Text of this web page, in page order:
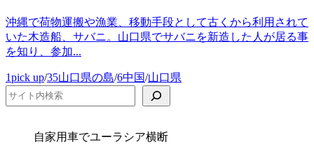
沖縄で荷物運搬や漁業、移動手段として古くから利用されて
いた木造船、サバニ。山口県でサバニを新造した人が居る事
を知り、参加...
カ
テ
ゴ
1pick up/35山口県の島/6中国/山口県
検索
自家用車でユーラシア横断